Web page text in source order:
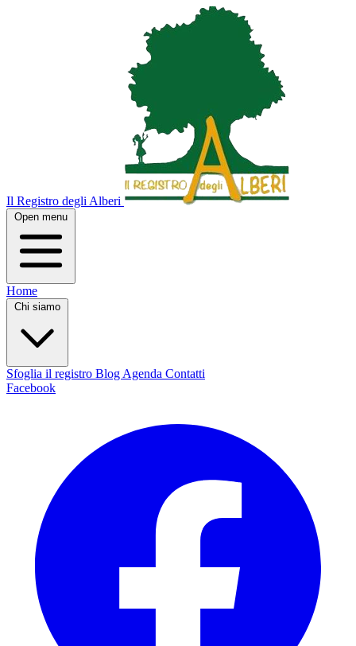
Il Registro degli Alberi
Open menu
Home
Chi siamo
Sfoglia il registro Blog Agenda Contatti
Facebook